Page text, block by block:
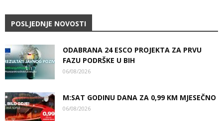
POSLJEDNJE NOVOSTI
ODABRANA 24 ESCO PROJEKTA ZA PRVU
FAZU PODRŠKE U BIH
06/08/2026
M:SAT GODINU DANA ZA 0,99 KM MJESEČNO
06/08/2026